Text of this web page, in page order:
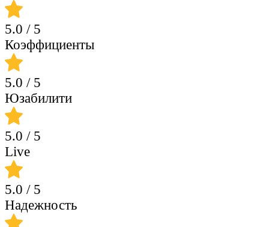
5.0 / 5
Коэффициенты
5.0 / 5
Юзабилити
5.0 / 5
Live
5.0 / 5
Надежность